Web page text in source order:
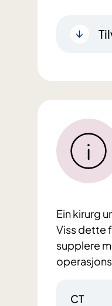
Ein kirurg
Viss dette
supplere
CT